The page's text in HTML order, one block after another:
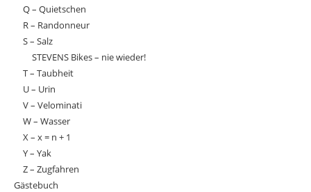
Q – Quietschen
R – Randonneur
S – Salz
STEVENS Bikes – nie wieder!
T – Taubheit
U – Urin
V – Velominati
W – Wasser
X – x = n + 1
Y – Yak
Z – Zugfahren
Gästebuch